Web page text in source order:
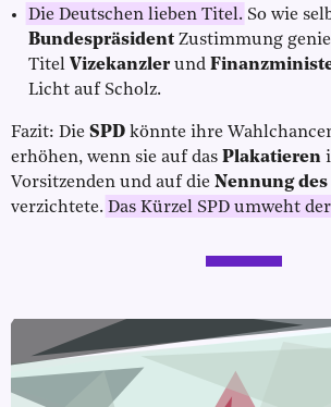
Die Deutschen lieben Titel. So wie
Bundespräsident Zustimmung
Titel Vizekanzlerund
Licht auf Scholz.
Fazit: Die SPD könnte ihre
erhöhen, wenn sie auf das Plakatieren
Vorsitzenden und auf die Nennung
verzichtete. Das Kürzel SPD umweht